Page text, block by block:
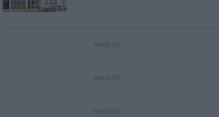
HIRDETÉS
HIRDETÉS
HIRDETÉS